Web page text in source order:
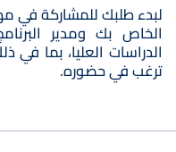
لبدء طلبك للمشاركة في
الخاص بك ومدير
الدراسات العليا، بما في
ترغب في حضوره.